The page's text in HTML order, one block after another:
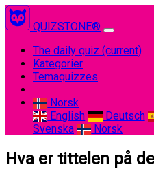
QUIZSTONE®
The daily quiz (current)
Kategorier
Temaquizzes
Norsk
English
Deutsch
Svenska
Norsk
Hva er tittelen på